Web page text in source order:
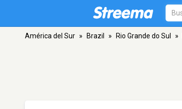
América del Sur » Brazil » Rio Grande do Sul »